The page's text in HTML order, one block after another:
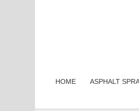
HOME ASPHALT